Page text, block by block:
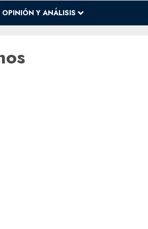
OPINIÓN Y ANÁLISIS